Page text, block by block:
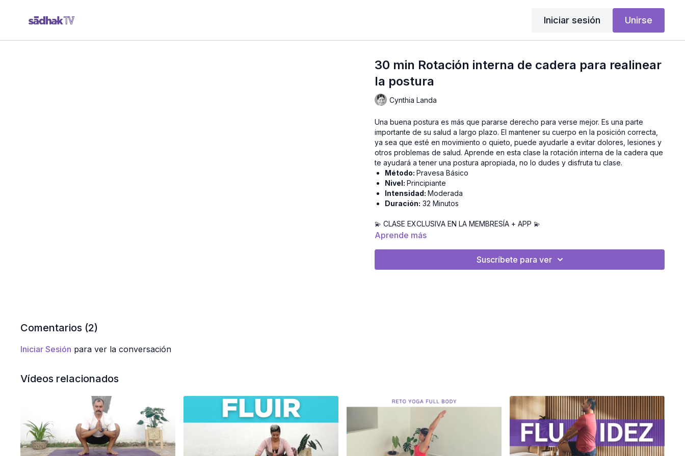
Iniciar sesión Unirse
30 min Rotación interna de cadera para realinear
la postura
Cynthia Landa
Una buena postura es más que pararse derecho para verse mejor. Es una parte
importante de su salud a largo plazo. El mantener su cuerpo en la posición correcta,
ya sea que esté en movimiento o quieto, puede ayudarle a evitar dolores, lesiones y
otros problemas de salud. Aprende en esta clase la rotación interna de la cadera que
te ayudará a tener una postura apropiada, no lo dudes y disfruta tu clase.
Método:Pravesa Básico
Nivel:Principiante
Intensidad:Moderada
Duración: 32 Minutos
💫 CLASE EXCLUSIVA EN LA MEMBRESÍA + APP💫
Aprende más
Suscríbete para ver
Comentarios (2)
Iniciar Sesión para ver la conversación
Vídeos relacionados